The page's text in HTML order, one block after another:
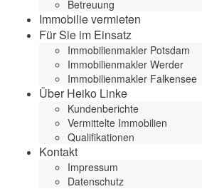
Betreuung
Immobilie vermieten
Für Sie im Einsatz
Immobilienmakler Potsdam
Immobilienmakler Werder
Immobilienmakler Falkensee
Über Heiko Linke
Kundenberichte
Vermittelte Immobilien
Qualifikationen
Kontakt
Impressum
Datenschutz